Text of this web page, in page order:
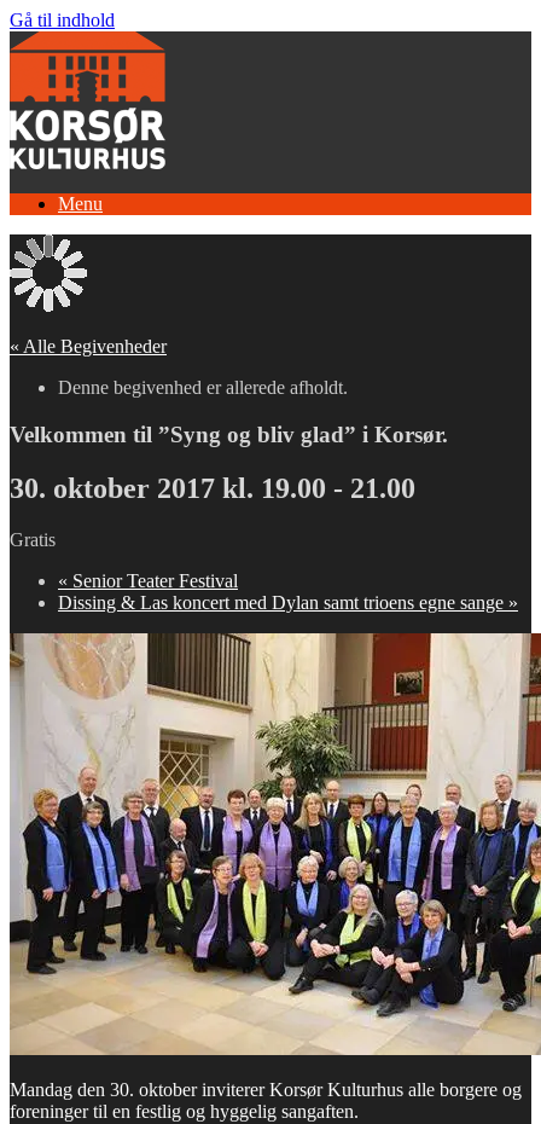
Gå til indhold
Menu
« Alle Begivenheder
Denne begivenhed er allerede afholdt.
Velkommen til ”Syng og bliv glad” i Korsør.
30. oktober 2017 kl. 19.00 - 21.00
Gratis
« Senior Teater Festival
Dissing & Las koncert med Dylan samt trioens egne sange »
Mandag den 30. oktober inviterer Korsør Kulturhus alle borgere og
foreninger til en festlig og hyggelig sangaften.